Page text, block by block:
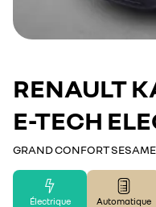
RENAULT
E-TECH
GRAND CONFORT
Électrique Automatique